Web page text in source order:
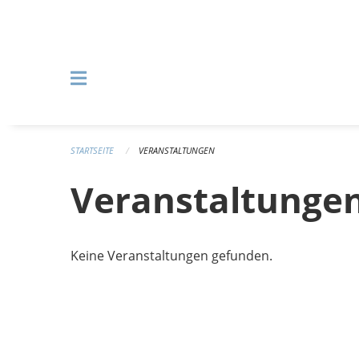
STARTSEITE VERANSTALTUNGEN
Keine Veranstaltungen gefunden.